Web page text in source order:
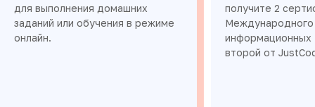
для выполнения домашних
заданий или обучения в режиме
онлайн.
получите 2
Международного
информационных
второй от